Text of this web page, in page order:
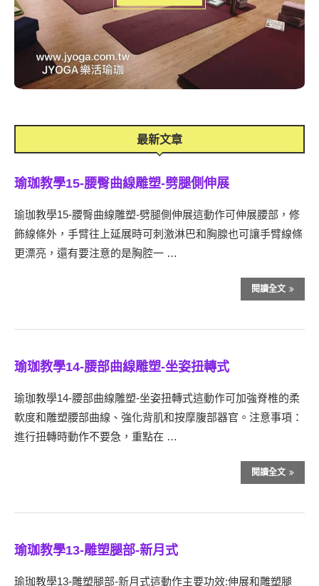
最新文章
瑜珈教學15-腰臀曲線雕塑-劈腿側伸展
瑜珈教學15-腰臀曲線雕塑-劈腿側伸展這動作可伸展腰部，修
飾線條外，手臂往上延展時可刺激淋巴和胸腺也可讓手臂線條
更漂亮，還有要注意的是胸腔一 …
閱讀全文
瑜珈教學14-腰部曲線雕塑-坐姿扭轉式
瑜珈教學14-腰部曲線雕塑-坐姿扭轉式這動作可加強脊椎的柔
軟度和雕塑腰部曲線、強化背肌和按摩腹部器官。注意事項：
進行扭轉時動作不要急，重點在 …
閱讀全文
瑜珈教學13-雕塑腿部-新月式
瑜珈教學13-雕塑腿部-新月式這動作主要功效:伸展和雕塑腿